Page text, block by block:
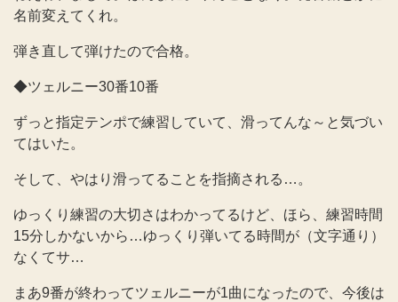
名前変えてくれ。
弾き直して弾けたので合格。
◆ツェルニー30番10番
ずっと指定テンポで練習していて、滑ってんな～と気づい
てはいた。
そして、やはり滑ってることを指摘される…。
ゆっくり練習の大切さはわかってるけど、ほら、練習時間
15分しかないから…ゆっくり弾いてる時間が（文字通り）
なくてサ…
まあ9番が終わってツェルニーが1曲になったので、今後は